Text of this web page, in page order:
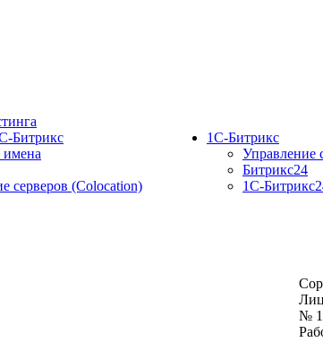
Битрикс
серверов (Colocation)
1С-Битрикс
Управление
Битрикс24
1C-
№